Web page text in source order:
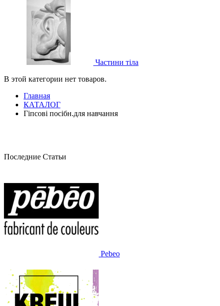
Частини тіла
В этой категории нет товаров.
Главная
КАТАЛОГ
Гіпсові посібн.для навчання
Последние Статьи
Pebeo